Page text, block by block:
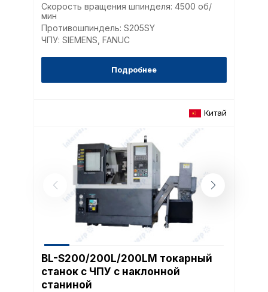
Скорость вращения шпинделя: 4500 об/
мин
Противошпиндель: S205SY
ЧПУ: SIEMENS, FANUC
Подробнее
Китай
BL-S200/200L/200LM токарный
станок с ЧПУ с наклонной
станиной